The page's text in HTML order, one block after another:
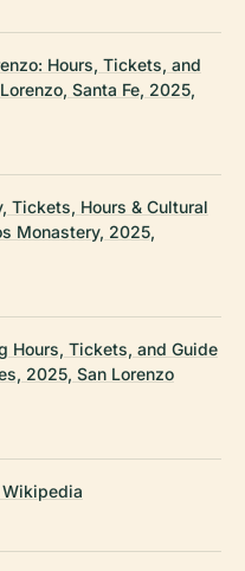
Hours, Tickets, and
Santa Fe, 2025,
Tickets, Hours & Cultural
Monastery, 2025,
Hours, Tickets, and Guide
2025, San Lorenzo
Wikipedia